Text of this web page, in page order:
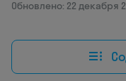
Обновлено: 22 декабря